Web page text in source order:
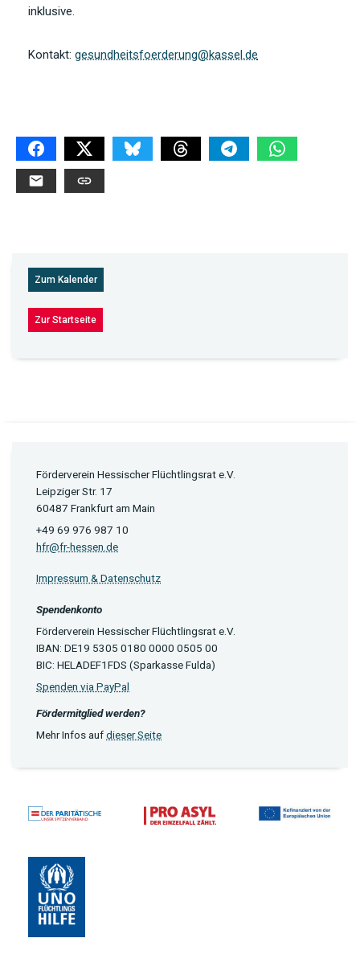
inklusive.
Kontakt: gesundheitsfoerderung@kassel.de
Zum Kalender
Zur Startseite
Förderverein Hessischer Flüchtlingsrat e.V.
Leipziger Str. 17
60487 Frankfurt am Main
+49 69 976 987 10
hfr@fr-hessen.de
Impressum & Datenschutz
Spendenkonto
Förderverein Hessischer Flüchtlingsrat e.V.
IBAN: DE19 5305 0180 0000 0505 00
BIC: HELADEF1FDS (Sparkasse Fulda)
Spenden via PayPal
Fördermitglied werden?
Mehr Infos aufdieser Seite